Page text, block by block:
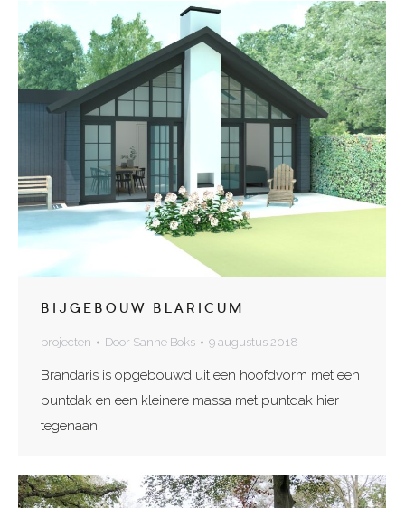
BIJGEBOUW BLARICUM
projecten Door Sanne Boks 9 augustus 2018
Brandaris is opgebouwd uit een hoofdvorm met een
puntdak en een kleinere massa met puntdak hier
tegenaan.